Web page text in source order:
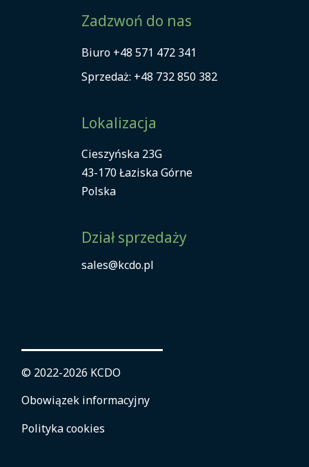
Zadzwoń do nas
Biuro +48 571 472 341
Sprzedaż: +48 732 850 382
Lokalizacja
Cieszyńska 23G
43-170 Łaziska Górne
Polska
Dział sprzedaży
sales@kcdo.pl
© 2022-2026 KCDO
Obowiązek informacyjny
Polityka cookies